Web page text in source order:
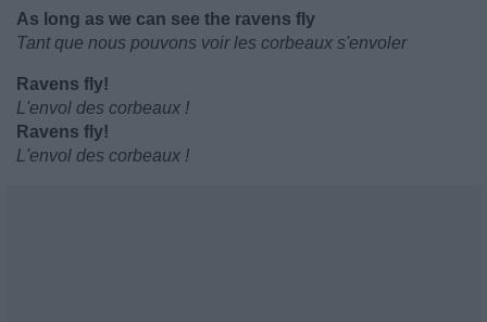
As long as we can see the ravens fly
Tant que nous pouvons voir les corbeaux s'envoler
Ravens fly!
L'envol des corbeaux !
Ravens fly!
L'envol des corbeaux !